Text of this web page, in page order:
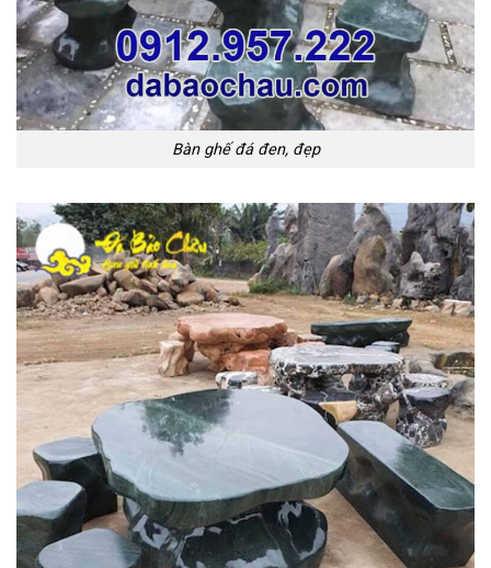
Bàn ghế đá đen, đẹp